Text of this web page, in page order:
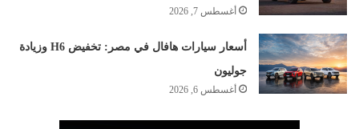
أغسطس 7, 2026
أسعار سيارات هافال في مصر: تخفيض H6 وزيادة
جوليون
أغسطس 6, 2026